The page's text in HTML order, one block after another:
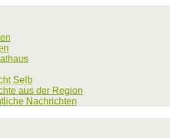
Selb
aus der Region
Nachrichten